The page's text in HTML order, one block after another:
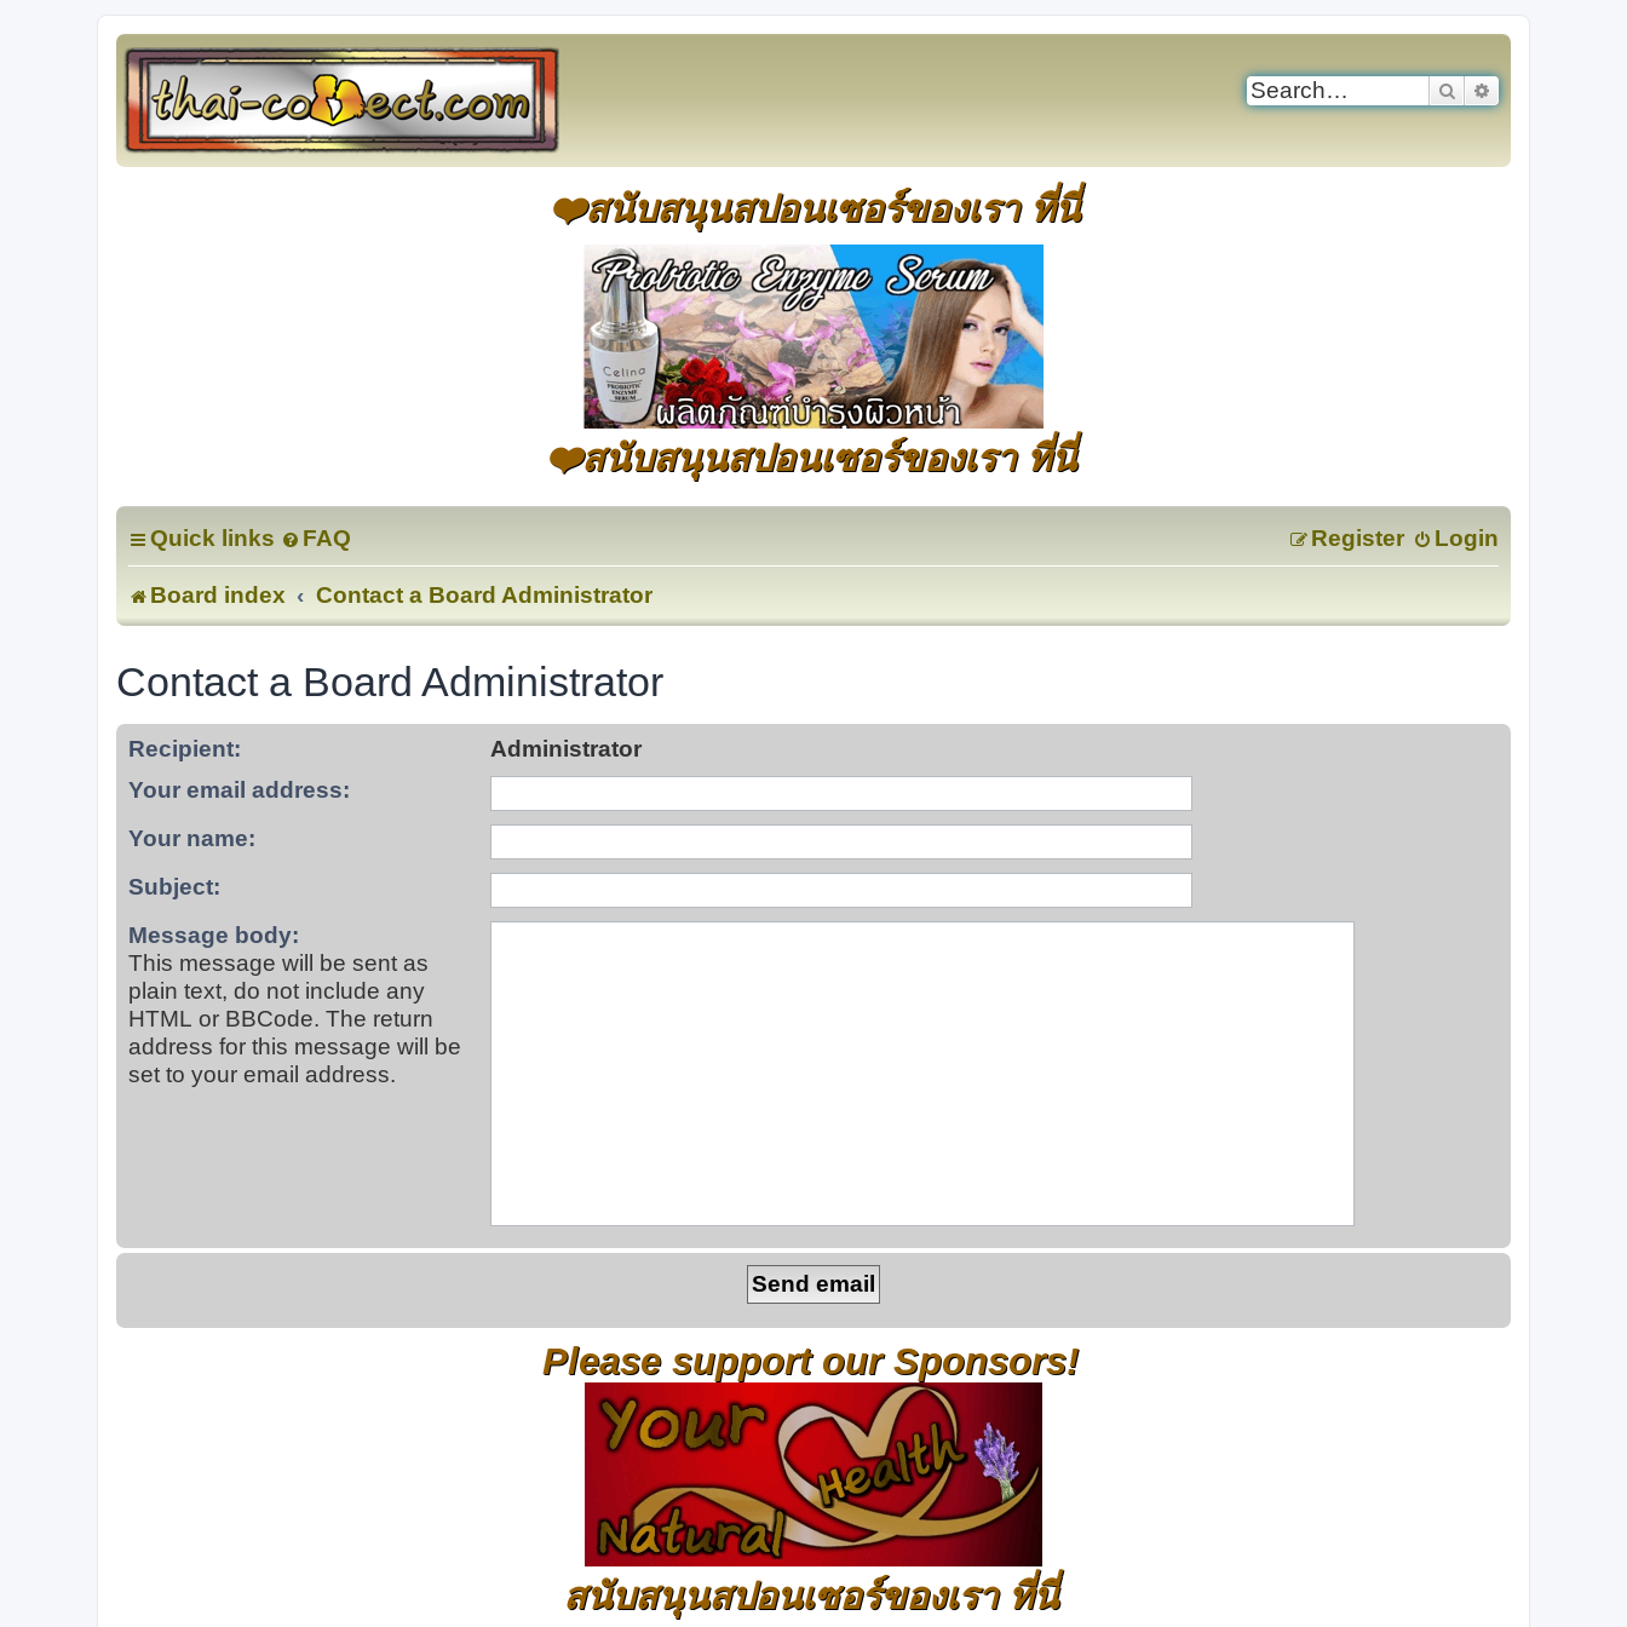
Search
❤️สนับสนุนสปอนเซอร์ของเรา ที่นี่
❤️สนับสนุนสปอนเซอร์ของเรา ที่นี่
Quick links FAQ Login
Register
Board index Contact a Board Administrator
Contact a Board Administrator
Recipient:
Administrator
Your email address:
Your name:
Subject:
Message body:
This message will be sent as
plain text, do not include any
HTML or BBCode. The return
address for this message will be
set to your email address.
Please support our Sponsors!
สนับสนุนสปอนเซอร์ของเรา ที่นี่